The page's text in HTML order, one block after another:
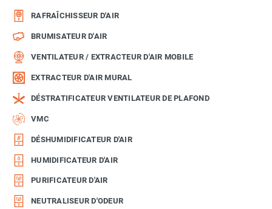
RAFRAÎCHISSEUR D'AIR
BRUMISATEUR D'AIR
VENTILATEUR / EXTRACTEUR D'AIR MOBILE
EXTRACTEUR D'AIR MURAL
DÉSTRATIFICATEUR VENTILATEUR DE PLAFOND
VMC
DÉSHUMIDIFICATEUR D'AIR
HUMIDIFICATEUR D'AIR
PURIFICATEUR D'AIR
NEUTRALISEUR D'ODEUR